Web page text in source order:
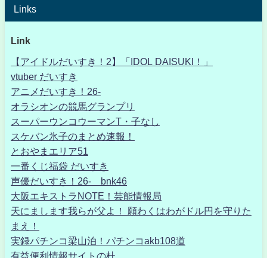
Links
Link
【アイドルだいすき！2】「IDOL DAISUKI！」
vtuber だいすき
アニメだいすき！26-
オラシオンの競馬グランプリ
スーパーウンコウーマンT・子なし
スケバン氷子のまとめ速報！
とおやまエリア51
一番くじ福袋 だいすき
声優だいすき！26- bnk46
大阪エキストラNOTE！芸能情報局
天にまします我らが父よ！ 願わくはわがドル円を守りた
まえ！
実録パチンコ梁山泊！パチンコakb108道
有益便利情報サイトの杜